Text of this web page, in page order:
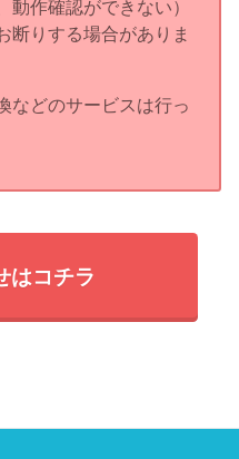
作確認ができない）
断りする場合がありま
などのサービスは行っ
はコチラ